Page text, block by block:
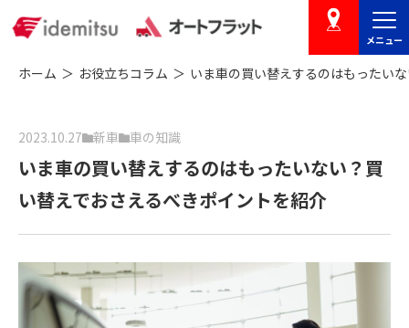
店舗を探す
メニュー
ホーム お役立ちコラム いま車の買い替えするのはもったい
2023.10.27 新車 車の知識
いま車の買い替えするのはもったいない？買
い替えでおさえるべきポイントを紹介